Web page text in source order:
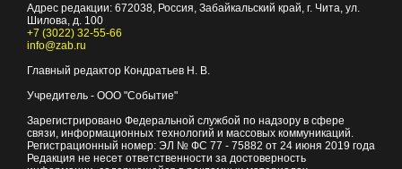
Адрес редакции: 672038 , Россия, Забайкальский край, г. Чита ул.
Шилова, д. 100
+7 (3022) 32-55-66
info@zab.ru
Главный редактор Кондратьев Н. В.
Учредитель - ООО "Событие"
Зарегистрировано Федеральной службой по надзору в сфере
связи, информационных технологий и массовых коммуникаций.
Регистрационный номер: ЭЛ № ФС 77 - 75882 от 24 июня 2019 года
Редакция не несет ответственности за достоверность